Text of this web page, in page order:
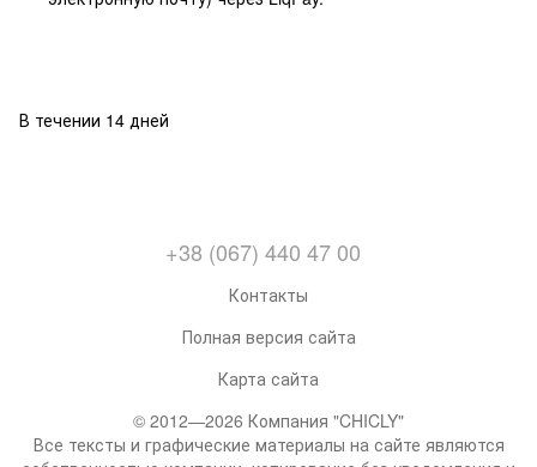
В течении 14 дней
+38 (067) 440 47 00
Контакты
Полная версия сайта
Карта сайта
© 2012—2026 Компания "CHICLY"
Все тексты и графические материалы на сайте являются